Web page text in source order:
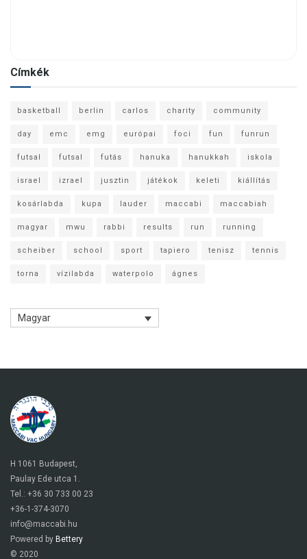
Címkék
basketball berlin carlos charity community
day emc emg európai foci fun funrun
futsal futsal futás hanuka hanukkah iskola
israel izrael jusztin játékok keleti kiállítás
kosárlabda kupa lauder maccabi maccabiah
magyar mwu rabbi results run running
scheiber school sport tapiero tenisz tennis
torna vízilabda waterpolo ágnes
Magyar
H 1061 Budapest,
Paulay Ede utca 1.
Tel.: +36 30 733 00 23
+36-1-374-3070
info@maccabi.hu
Powered by Bettery
© 2020